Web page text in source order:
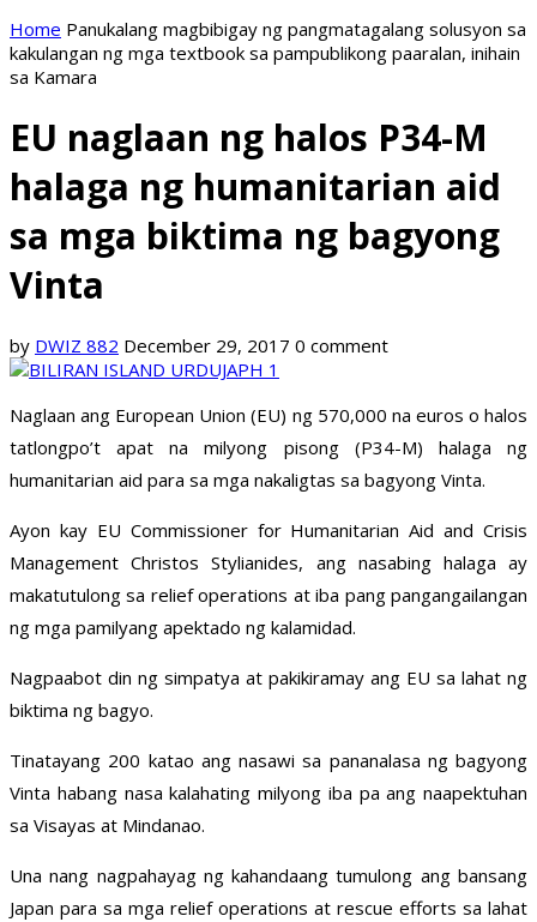
Home Panukalang magbibigay ng pangmatagalang solusyon sa
kakulangan ng mga textbook sa pampublikong paaralan, inihain
sa Kamara
EU naglaan ng halos P34-M
halaga ng humanitarian aid
sa mga biktima ng bagyong
Vinta
by DWIZ 882 December 29, 2017 0 comment
Naglaan ang European Union (EU) ng 570,000 na euros o halos
tatlongpo’t apat na milyong pisong (P34-M) halaga ng
humanitarian aid para sa mga nakaligtas sa bagyong Vinta.
Ayon kay EU Commissioner for Humanitarian Aid and Crisis
Management Christos Stylianides, ang nasabing halaga ay
makatutulong sa relief operations at iba pang pangangailangan
ng mga pamilyang apektado ng kalamidad.
Nagpaabot din ng simpatya at pakikiramay ang EU sa lahat ng
biktima ng bagyo.
Tinatayang 200 katao ang nasawi sa pananalasa ng bagyong
Vinta habang nasa kalahating milyong iba pa ang naapektuhan
sa Visayas at Mindanao.
Una nang nagpahayag ng kahandaang tumulong ang bansang
Japan para sa mga relief operations at rescue efforts sa lahat